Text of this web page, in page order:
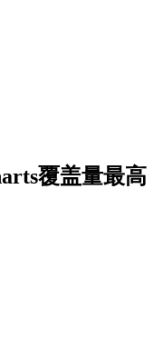
覆盖量最高